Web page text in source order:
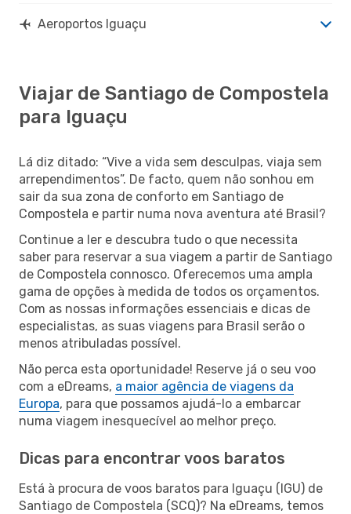
Aeroportos Iguaçu
Viajar de Santiago de Compostela
para Iguaçu
Lá diz ditado: “Vive a vida sem desculpas, viaja sem
arrependimentos”. De facto, quem não sonhou em
sair da sua zona de conforto em Santiago de
Compostela e partir numa nova aventura até Brasil?
Continue a ler e descubra tudo o que necessita
saber para reservar a sua viagem a partir de Santiago
de Compostela connosco. Oferecemos uma ampla
gama de opções à medida de todos os orçamentos.
Com as nossas informações essenciais e dicas de
especialistas, as suas viagens para Brasil serão o
menos atribuladas possível.
Não perca esta oportunidade! Reserve já o seu voo
com a eDreams, a maior agência de viagens da
Europa, para que possamos ajudá-lo a embarcar
numa viagem inesquecível ao melhor preço.
Dicas para encontrar voos baratos
Está à procura de voos baratos para Iguaçu (IGU) de
Santiago de Compostela (SCQ)? Na eDreams, temos